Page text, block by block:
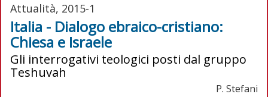
Attualità, 2015-1
Italia - Dialogo ebraico-cristiano:
Chiesa e Israele
Gli interrogativi teologici posti dal gruppo
Teshuvah
P. Stefani